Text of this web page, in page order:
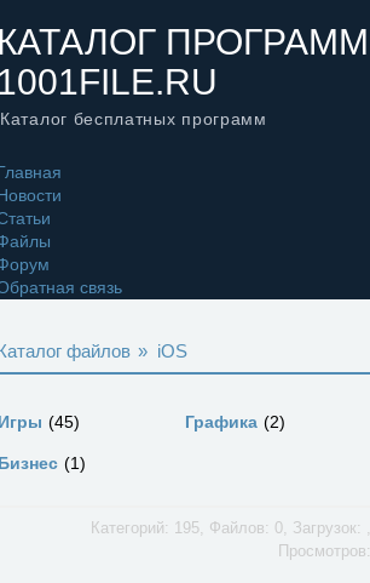
ПРОГРАММ
Каталог бесплатных программ
связь
файлов » iOS
45 Графика 2
1
Категорий: 195, Файлов: 0, Загрузок: ,
Просмотров: